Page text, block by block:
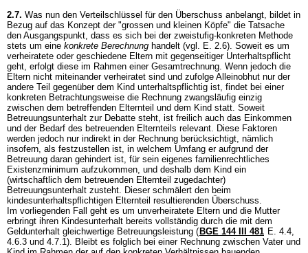
2.7. Was nun den Verteilschlüssel für den Überschuss anbelangt, bildet in
Bezug auf das Konzept der "grossen und kleinen Köpfe" die Tatsache
den Ausgangspunkt, dass es sich bei der zweistufig-konkreten Methode
stets um eine konkrete Berechnung handelt (vgl. E. 2.6). Soweit es um
verheiratete oder geschiedene Eltern mit gegenseitiger Unterhaltspflicht
geht, erfolgt diese im Rahmen einer Gesamtrechnung. Wenn jedoch die
Eltern nicht miteinander verheiratet sind und zufolge Alleinobhut nur der
andere Teil gegenüber dem Kind unterhaltspflichtig ist, findet bei einer
konkreten Betrachtungsweise die Rechnung zwangsläufig einzig
zwischen dem betreffenden Elternteil und dem Kind statt. Soweit
Betreuungsunterhalt zur Debatte steht, ist freilich auch das Einkommen
und der Bedarf des betreuenden Elternteils relevant. Diese Faktoren
werden jedoch nur indirekt in der Rechnung berücksichtigt, nämlich
insofern, als festzustellen ist, in welchem Umfang er aufgrund der
Betreuung daran gehindert ist, für sein eigenes familienrechtliches
Existenzminimum aufzukommen, und deshalb dem Kind ein
(wirtschaftlich dem betreuenden Elternteil zugedachter)
Betreuungsunterhalt zusteht. Dieser schmälert den beim
kindesunterhaltspflichtigen Elternteil resultierenden Überschuss.
Im vorliegenden Fall geht es um unverheiratete Eltern und die Mutter
erbringt ihren Kindesunterhalt bereits vollständig durch die mit dem
Geldunterhalt gleichwertige Betreuungsleistung ( BGE 144 III 481 E. 4.4,
4.6.3 und 4.7.1). Bleibt es folglich bei einer Rechnung zwischen Vater und